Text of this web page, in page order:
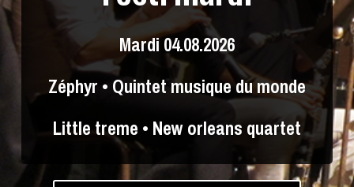
Mardi 04.08.2026
Zéphyr • Quintet musique du monde
Little treme • New orleans quartet